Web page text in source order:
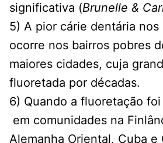
significativa (Brunelle &
5) A pior cárie dentária nos
ocorre nos bairros pobres
maiores cidades, cuja
fluoretada por décadas.
6) Quando a fluoretação foi
em comunidades na
Alemanha Oriental, Cuba e